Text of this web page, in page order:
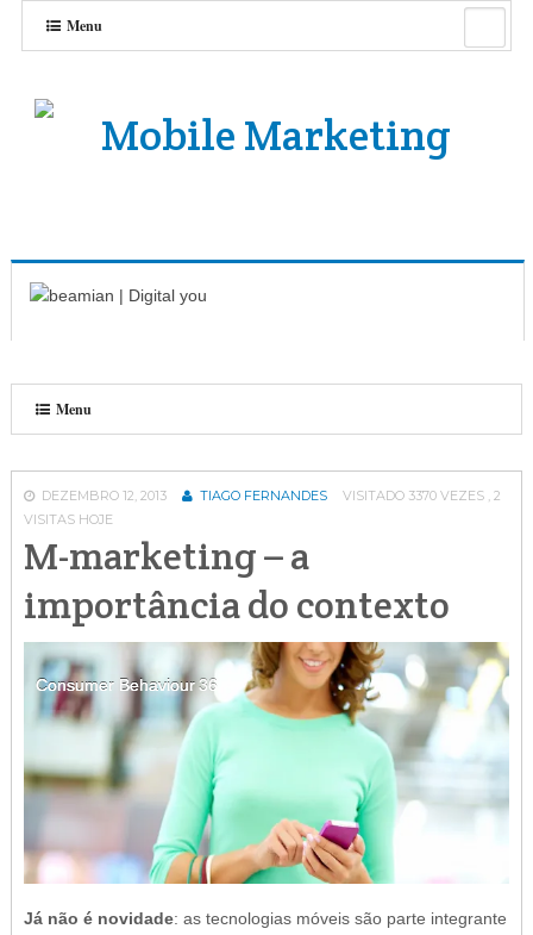
Menu
Menu
DEZEMBRO 12, 2013 TIAGO FERNANDES
VISITADO 3370 VEZES , 2
VISITAS HOJE
M-marketing – a
importância do contexto
Consumer Behaviour36
Consumer Behaviour36
Consumer Behaviour36
Consumer Behaviour36
Já não é novidade: as tecnologias móveis são parte integrante